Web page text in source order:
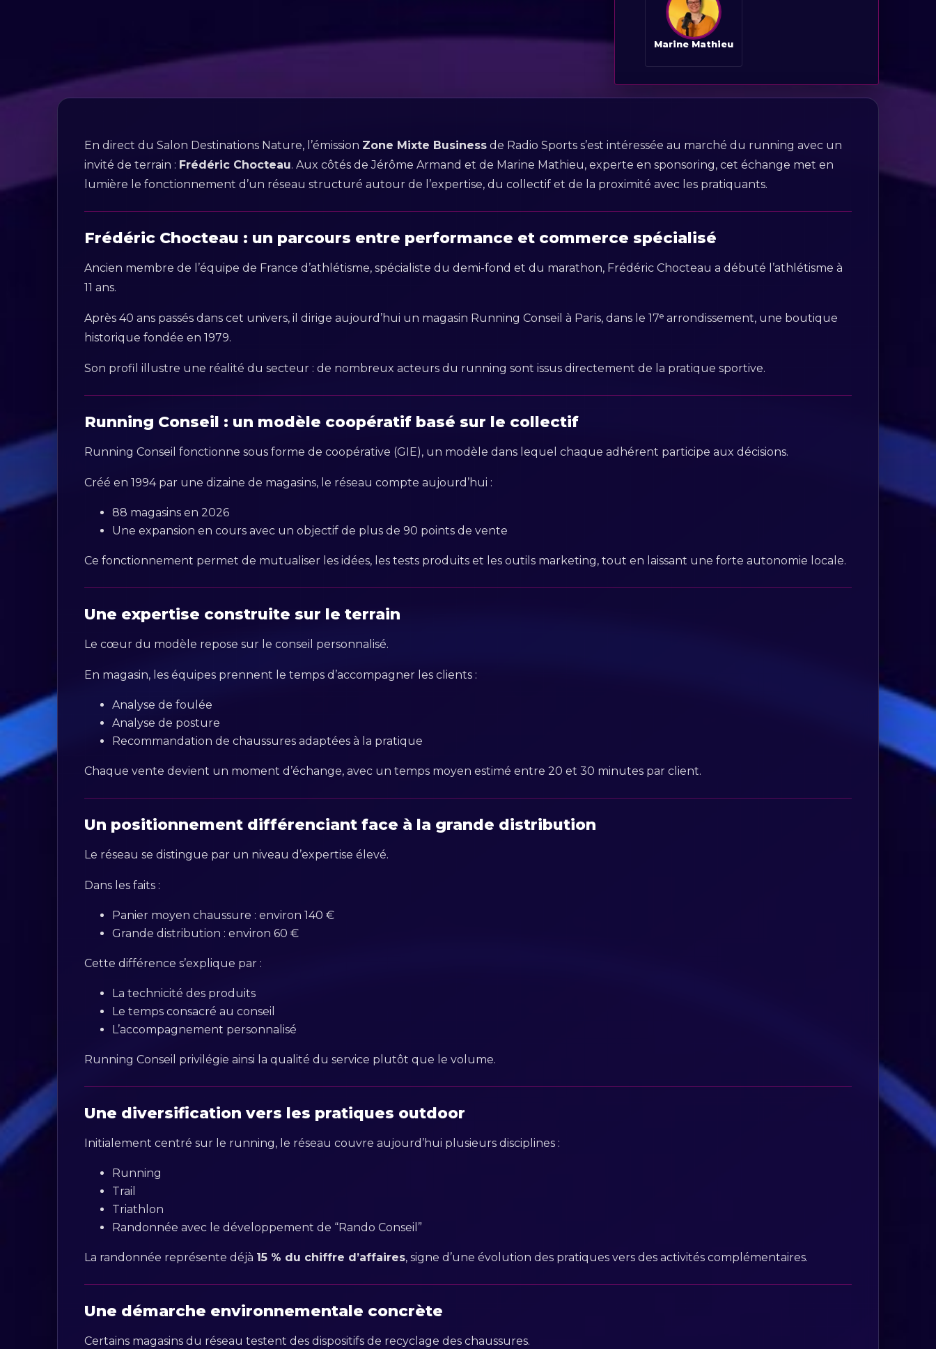
Marine Mathieu
En direct du Salon Destinations Nature, l’émission Zone Mixte Business de Radio Sports s’est intéressée au marché du running avec un
invité de terrain : Frédéric Chocteau. Aux côtés de Jérôme Armand et de Marine Mathieu, experte en sponsoring, cet échange met en
lumière le fonctionnement d’un réseau structuré autour de l’expertise, du collectif et de la proximité avec les pratiquants.
Frédéric Chocteau : un parcours entre performance et commerce spécialisé
Ancien membre de l’équipe de France d’athlétisme, spécialiste du demi-fond et du marathon, Frédéric Chocteau a débuté l’athlétisme à
11 ans.
Après 40 ans passés dans cet univers, il dirige aujourd’hui un magasin Running Conseil à Paris, dans le 17ᵉ arrondissement, une boutique
historique fondée en 1979.
Son profil illustre une réalité du secteur : de nombreux acteurs du running sont issus directement de la pratique sportive.
Running Conseil : un modèle coopératif basé sur le collectif
Running Conseil fonctionne sous forme de coopérative (GIE), un modèle dans lequel chaque adhérent participe aux décisions.
Créé en 1994 par une dizaine de magasins, le réseau compte aujourd’hui :
88 magasins en 2026
Une expansion en cours avec un objectif de plus de 90 points de vente
Ce fonctionnement permet de mutualiser les idées, les tests produits et les outils marketing, tout en laissant une forte autonomie locale.
Une expertise construite sur le terrain
Le cœur du modèle repose sur le conseil personnalisé.
En magasin, les équipes prennent le temps d’accompagner les clients :
Analyse de foulée
Analyse de posture
Recommandation de chaussures adaptées à la pratique
Chaque vente devient un moment d’échange, avec un temps moyen estimé entre 20 et 30 minutes par client.
Un positionnement différenciant face à la grande distribution
Le réseau se distingue par un niveau d’expertise élevé.
Dans les faits :
Panier moyen chaussure : environ 140 €
Grande distribution : environ 60 €
Cette différence s’explique par :
La technicité des produits
Le temps consacré au conseil
L’accompagnement personnalisé
Running Conseil privilégie ainsi la qualité du service plutôt que le volume.
Une diversification vers les pratiques outdoor
Initialement centré sur le running, le réseau couvre aujourd’hui plusieurs disciplines :
Running
Trail
Triathlon
Randonnée avec le développement de “Rando Conseil”
La randonnée représente déjà 15 % du chiffre d’affaires, signe d’une évolution des pratiques vers des activités complémentaires.
Une démarche environnementale concrète
Certains magasins du réseau testent des dispositifs de recyclage des chaussures.